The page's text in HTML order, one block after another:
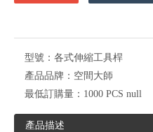
型號： 各式伸縮工具桿
產品品牌： 空間大師
最低訂購量： 1000 PCS null
產品描述